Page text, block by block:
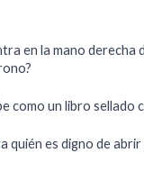
en la mano derecha
como un libro sellado
quién es digno de